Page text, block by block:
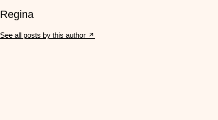
Regina
See all posts by this author